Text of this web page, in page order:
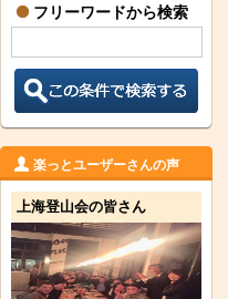
フリーワードから検索
楽っとユーザーさんの声
上海登山会の皆さん